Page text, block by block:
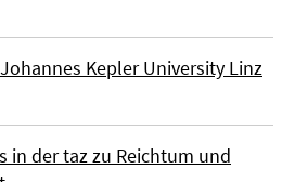
Kepler University Linz
in der taz zu Reichtum und